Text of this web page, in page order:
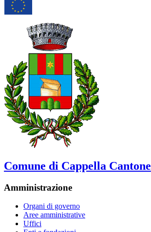
Comune di Cappella Cantone
Amministrazione
Organi di governo
Aree amministrative
Uffici